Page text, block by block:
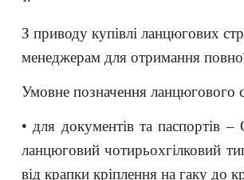
З приводу купівлі ланцюгових
менеджерам для отримання повної
Умовне позначення ланцюгового
• для документів та паспортів
ланцюговий чотирьохгілковий
від крапки кріплення на гаку до